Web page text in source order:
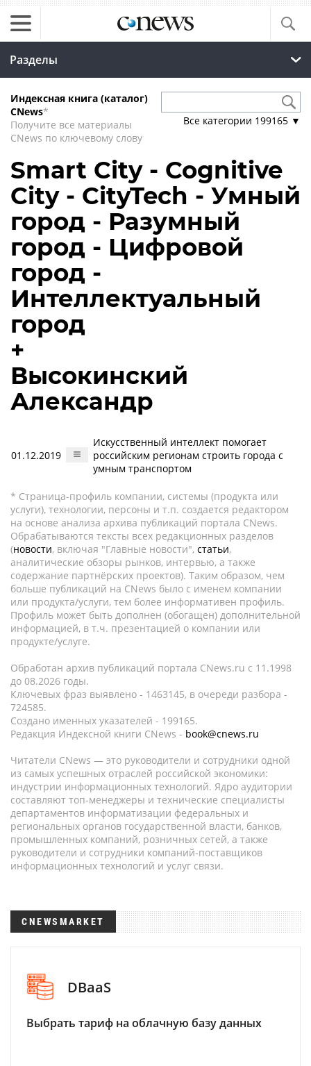
Разделы
Индексная книга (каталог)
CNews*
Получите все материалы
CNews по ключевому слову
Все категории 199165 ▼
Smart City - Cognitive
City - CityTech - Умный
город - Разумный
город - Цифровой
город -
Интеллектуальный
город
+
Высокинский
Александр
01.12.2019
Искусственный интеллект помогает
российским регионам строить города с
умным транспортом
* Страница-профиль компании, системы (продукта или
услуги), технологии, персоны и т.п. создается редактором
на основе анализа архива публикаций портала CNews.
Обрабатываются тексты всех редакционных разделов
(новости, включая "Главные новости", статьи,
аналитические обзоры рынков, интервью, а также
содержание партнёрских проектов). Таким образом, чем
больше публикаций на CNews было с именем компании
или продукта/услуги, тем более информативен профиль.
Профиль может быть дополнен (обогащен) дополнительной
информацией, в т.ч. презентацией о компании или
продукте/услуге.
Обработан архив публикаций портала CNews.ru c 11.1998
до 08.2026 годы.
Ключевых фраз выявлено - 1463145, в очереди разбора -
724585.
Создано именных указателей - 199165.
Редакция Индексной книги CNews - book@cnews.ru
Читатели CNews — это руководители и сотрудники одной
из самых успешных отраслей российской экономики:
индустрии информационных технологий. Ядро аудитории
составляют топ-менеджеры и технические специалисты
департаментов информатизации федеральных и
региональных органов государственной власти, банков,
промышленных компаний, розничных сетей, а также
руководители и сотрудники компаний-поставщиков
информационных технологий и услуг связи.
CNEWSMARKET
DBaaS
Выбрать тариф на облачную базу данных